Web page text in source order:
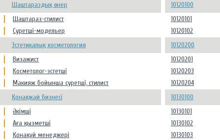
Шаштараздық өнер
10120100
Шаштараз-стилист
10120101
Суретші-модельер
10120102
Эстетикалық косметология
10120200
Визажист
10120201
Косметолог-эстетші
10120203
Макияж бойынша суретші, стилист
10120204
Қонақжай бизнесі
10130100
Әкімші
10130101
Аға қызметші
10130102
Қонақүй менеджері
10130103